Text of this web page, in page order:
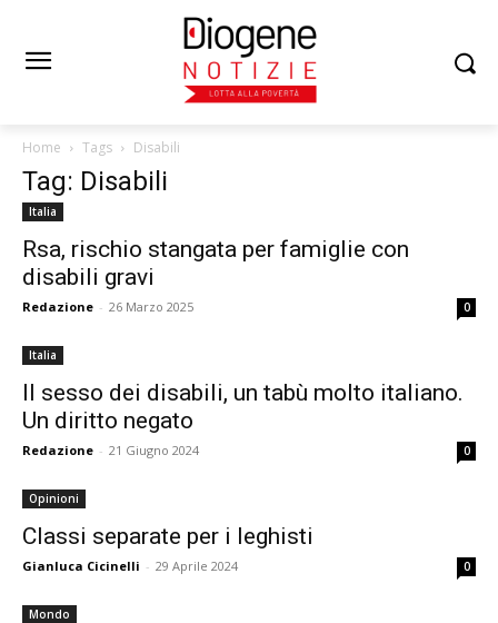
Home Tags Disabili
Tag: Disabili
Italia
Rsa, rischio stangata per famiglie con
disabili gravi
Redazione - 26 Marzo 2025 0
Italia
Il sesso dei disabili, un tabù molto italiano.
Un diritto negato
Redazione - 21 Giugno 2024 0
Opinioni
Classi separate per i leghisti
Gianluca Cicinelli - 29 Aprile 2024 0
Mondo